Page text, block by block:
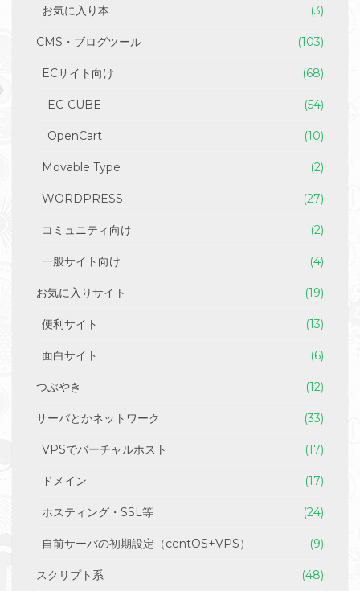
お気に入り本 (3)
CMS・ブログツール (103)
ECサイト向け (68)
EC-CUBE (54)
OpenCart (10)
Movable Type (2)
WORDPRESS (27)
コミュニティ向け (2)
一般サイト向け (4)
お気に入りサイト (19)
便利サイト (13)
面白サイト (6)
つぶやき (12)
サーバとかネットワーク (33)
VPSでバーチャルホスト (17)
ドメイン (17)
ホスティング・SSL等 (24)
自前サーバの初期設定（centOS+VPS） (9)
スクリプト系 (48)